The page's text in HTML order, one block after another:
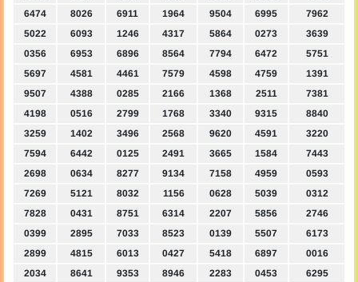
6474
8026 6911 1964 9504 6995
7962
5022
6093 1246 4317 5864 0273
3639
0356
6953 6896 8564 7794 6472
5751
5697
4581 4461 7579 4598 4759
1391
9507
4388 0285 2166 1368 2511
7381
4198
0516 2799 1768 3340 9315
8840
3259
1402 3496 2568 9620 4591
3220
7594
6442 0125 2491 3665 1584
7443
2698
0634 8277 9134 7158 4959
0593
7269
5121 8032 1156 0628 5039
0312
7828
0431 8751 6314 2207 5856
2746
0399
2895 7033 8523 0139 5507
6173
2899
4815 6013 0427 5418 6897
0016
2034
8641 9353 8946 2283 0453
6295